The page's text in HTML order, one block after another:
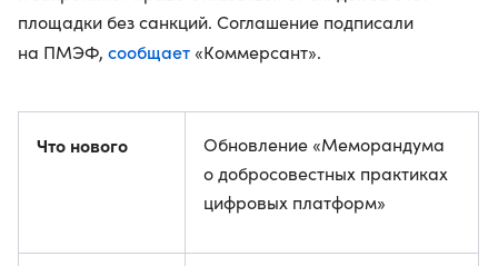
площадки без санкций. Соглашение подписали
на ПМЭФ, сообщает «Коммерсант».
Что нового
Обновление «Меморандума
о добросовестных практиках
цифровых платформ»